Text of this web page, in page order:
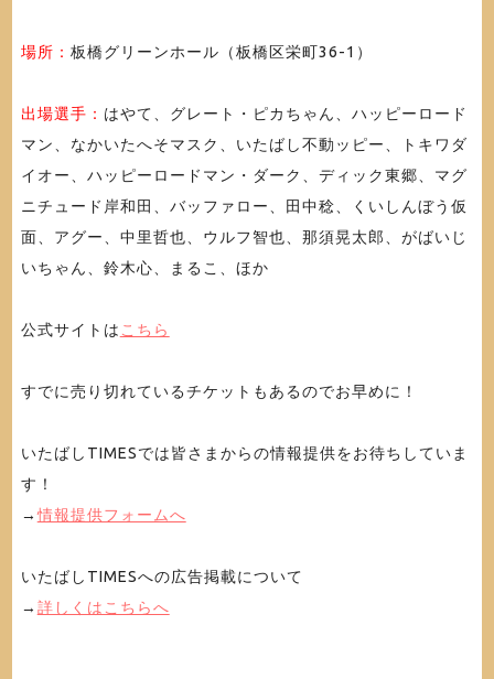
場所： 板橋グリーンホール（板橋区栄町36-1）
出場選手： はやて、グレート・ピカちゃん、ハッピーロード
マン、なかいたへそマスク、いたばし不動ッピー、トキワダ
イオー、ハッピーロードマン・ダーク、ディック東郷、マグ
ニチュード岸和田、バッファロー、田中稔、くいしんぼう仮
面、アグー、中里哲也、ウルフ智也、那須晃太郎、がばいじ
いちゃん、鈴木心、まるこ、ほか
公式サイトは こちら
すでに売り切れているチケットもあるのでお早めに！
いたばしTIMESでは皆さまからの情報提供をお待ちしていま
す！
→情報提供フォームへ
いたばしTIMESへの広告掲載について
→ 詳しくはこちらへ